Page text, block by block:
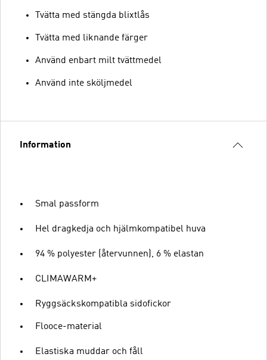
Tvätta med stängda blixtlås
Tvätta med liknande färger
Använd enbart milt tvättmedel
Använd inte sköljmedel
Information
Smal passform
Hel dragkedja och hjälmkompatibel huva
94 % polyester (återvunnen), 6 % elastan
CLIMAWARM+
Ryggsäckskompatibla sidofickor
Flooce-material
Elastiska muddar och fåll